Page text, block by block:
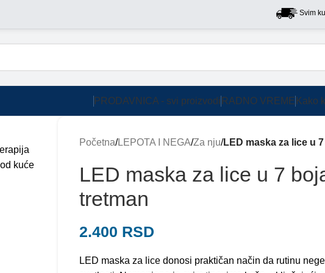
Svim
PRODAVNICA - svi proizvodi RADNO VREME Kako
Početna/LEPOTA I NEGA/Za nju/LED maska za lice u
LED maska za lice u 7
tretman
2.400 RSD
LED maska za lice donosi praktičan način da rutinu